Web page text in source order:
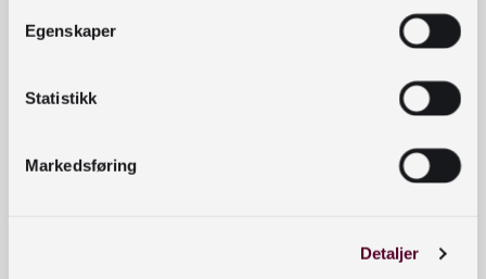
Egenskaper
Statistikk
Markedsføring
Detaljer
arrangementsdatoen.